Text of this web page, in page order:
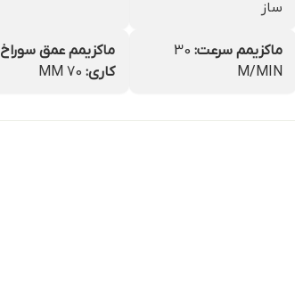
ساز
ماکزیمم سرعت: 30
M/MIN
ماکزیمم عمق سوراخ
کاری: